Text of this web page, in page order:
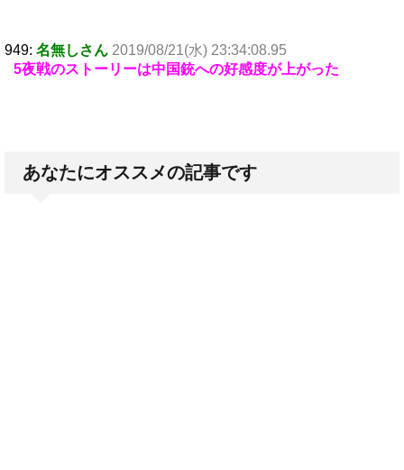
949: 名無しさん 2019/08/21(水) 23:34:08.95
5夜戦のストーリーは中国銃への好感度が上がった
あなたにオススメの記事です